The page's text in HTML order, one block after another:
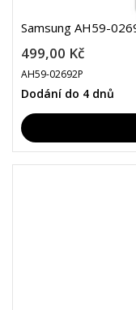
Samsung AH59-
499,00 Kč
AH59-02692P
Dodání do 4 dnů